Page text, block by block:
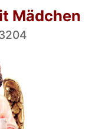
Mädchen